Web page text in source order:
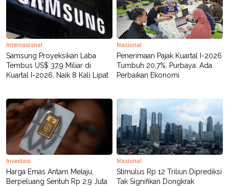
E
P
E
R
A
E
R
T
I
I
N
K
G
M
E
I
.
I
D
Internasional
Samsung Proyeksikan Laba
Tembus US$ 37,9 Miliar di
Kuartal I-2026, Naik 8 Kali Lipat
Nasional
Penerimaan Pajak Kuartal I-2026
Tumbuh 20,7%, Purbaya: Ada
Perbaikan Ekonomi
Investasi
Harga Emas Antam Melaju,
Berpeluang Sentuh Rp 2,9 Juta
Nasional
Stimulus Rp 12 Triliun Diprediksi
Tak Signifikan Dongkrak